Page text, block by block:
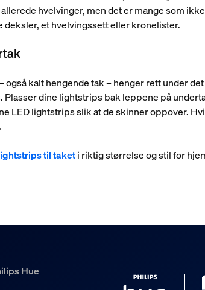
hvelvinger, men det er mange som
deksler, et hvelvingssett eller kronelister.
også kalt hengende tak – henger rett under
Plasser dine lightstrips bak leppene på
LED lightstrips slik at de skinner oppover.
til taketi riktig størrelse og stil for
Hue